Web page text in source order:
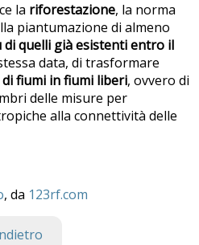
la riforestazione, la norma
piantumazione di almeno
quelli già esistenti entro il
data, di trasformare
fiumi in fiumi liberi, ovvero di
delle misure per
alla connettività delle
, da 123rf.com